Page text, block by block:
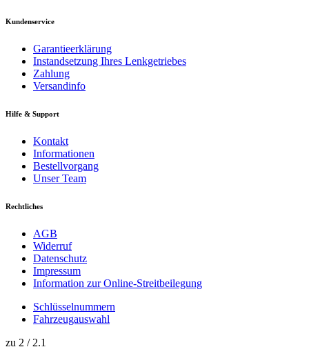
Kundenservice
Garantieerklärung
Instandsetzung Ihres Lenkgetriebes
Zahlung
Versandinfo
Hilfe & Support
Kontakt
Informationen
Bestellvorgang
Unser Team
Rechtliches
AGB
Widerruf
Datenschutz
Impressum
Information zur Online-Streitbeilegung
Schlüsselnummern
Fahrzeugauswahl
zu 2 / 2.1